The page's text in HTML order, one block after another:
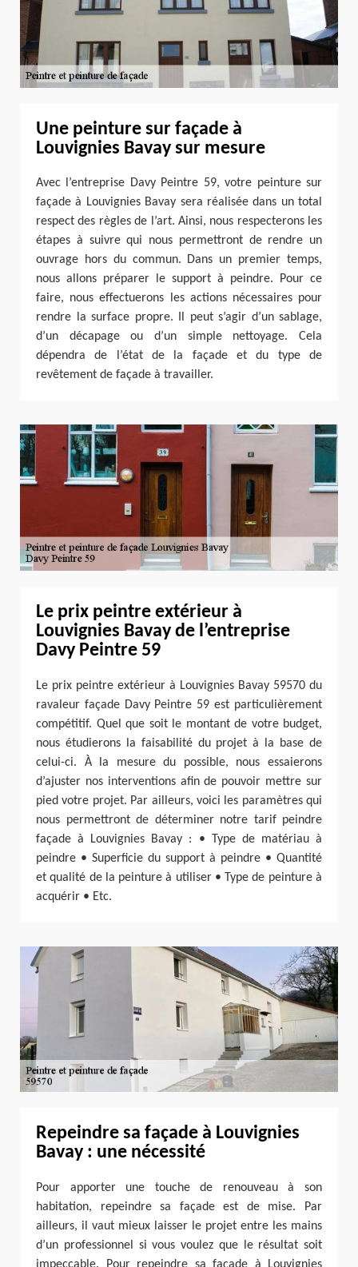
Une peinture sur façade à
Louvignies Bavay sur mesure
Avec l’entreprise Davy Peintre 59, votre peinture sur
façade à Louvignies Bavay sera réalisée dans un total
respect des règles de l’art. Ainsi, nous respecterons les
étapes à suivre qui nous permettront de rendre un
ouvrage hors du commun. Dans un premier temps,
nous allons préparer le support à peindre. Pour ce
faire, nous effectuerons les actions nécessaires pour
rendre la surface propre. Il peut s’agir d’un sablage,
d’un décapage ou d’un simple nettoyage. Cela
dépendra de l’état de la façade et du type de
revêtement de façade à travailler.
Le prix peintre extérieur à
Louvignies Bavay de l’entreprise
Davy Peintre 59
Le prix peintre extérieur à Louvignies Bavay 59570 du
ravaleur façade Davy Peintre 59 est particulièrement
compétitif. Quel que soit le montant de votre budget,
nous étudierons la faisabilité du projet à la base de
celui-ci. À la mesure du possible, nous essaierons
d’ajuster nos interventions afin de pouvoir mettre sur
pied votre projet. Par ailleurs, voici les paramètres qui
nous permettront de déterminer notre tarif peindre
façade à Louvignies Bavay : • Type de matériau à
peindre • Superficie du support à peindre • Quantité
et qualité de la peinture à utiliser • Type de peinture à
acquérir • Etc.
Repeindre sa façade à Louvignies
Bavay : une nécessité
Pour apporter une touche de renouveau à son
habitation, repeindre sa façade est de mise. Par
ailleurs, il vaut mieux laisser le projet entre les mains
d’un professionnel si vous voulez que le résultat soit